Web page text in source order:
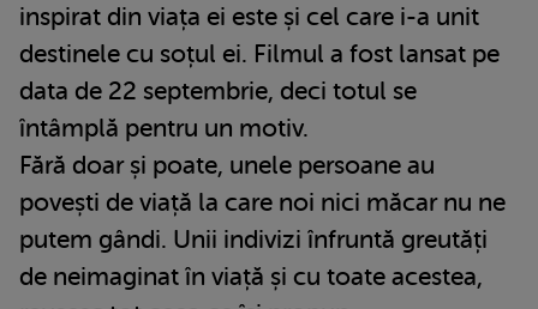
inspirat din viața ei este și cel care i-a unit
destinele cu soțul ei. Filmul a fost lansat pe
data de 22 septembrie, deci totul se
întâmplă pentru un motiv.
Fără doar și poate, unele persoane au
povești de viață la care noi nici măcar nu ne
putem gândi. Unii indivizi înfruntă greutăți
de neimaginat în viață și cu toate acestea,